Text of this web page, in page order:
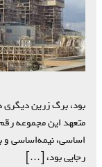
بود، برگ زرین دیگری
متعهد این مجموعه
اساسی، نیمه‌اساسی و
رجایی بود، […]